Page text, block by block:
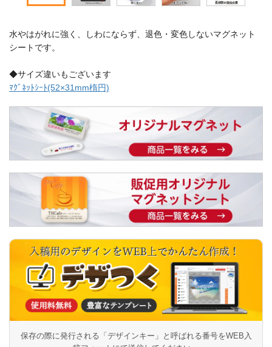
水やはがれに強く、しわにならず、退色・変色しないマグネット
シートです。
◆サイズ違いもございます
ﾏｸﾞﾈｯﾄｼｰﾄ(52×31mm楕円)
保存の際に発行される「デザインキー」と呼ばれる番号をWEB入